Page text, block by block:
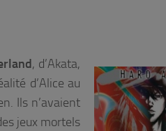
, d’Akata,
d’Alice au
Ils n’avaient
jeux mortels